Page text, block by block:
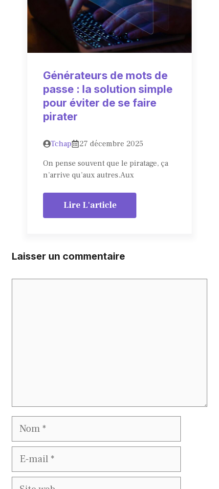
Générateurs de mots de
passe : la solution simple
pour éviter de se faire
pirater
Tchap
27 décembre 2025
On pense souvent que le piratage, ça
n’arrive qu’aux autres.Aux
Lire L'article
Laisser un commentaire
Nom
E-
Site